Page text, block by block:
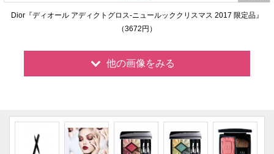
Dior『ディオール アディクトグロス-ニュールッククリスマス 2017 限定品』
（3672円）
他の画像をみる